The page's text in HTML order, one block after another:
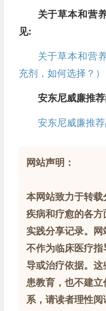
关于草本和营
见:
关于草本和营
充剂，如何选择？）
安东尼威廉推
安东尼威廉推
网站声明：
本网站致力于转载
疾病和疗愈的各
实践分享记录。网
不作为临床医疗
导或治疗依据。
患教育，也不建
系，请读者理性